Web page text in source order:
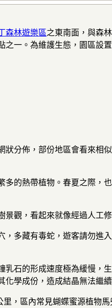
森林遊樂區之東南面，與森
一。為維護生態，園區設
分佈，部份地區會看來相
的熱帶植物。春夏之際，
觀，看起來就像經過人工
多藏有毒蛇，遊客請勿進
石的形成速度極為緩慢，
學成份，造成結晶無法繼續
，區內常見蝴蝶蜜源植物